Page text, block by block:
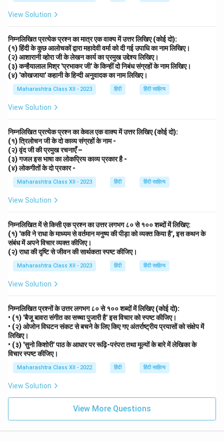
View Solution
निम्नलिखित प्रत्येक प्रश्न का मात्र एक वाक्य में उत्तर लिखिए (कोई दो):
(१) हिंदी के कुछ आलोचकों द्वारा महादेवी वर्मा को दी गई उपाधि का नाम लिखिए।
(२) आशारानी व्होरा जी के लेखन कार्य का प्रमुख उद्देश्य लिखिए।
(३) कन्हैयालाल मिश्र 'प्रभाकर जी' के किन्हीं दो निबंध संग्रहों के नाम लिखिए।
(४) 'कोखजाया' कहानी के हिन्दी अनुवादक का नाम लिखिए।
Maharashtra Class XII - 2023 हिंदी हिंदी साहित्य
View Solution
निम्नलिखित प्रत्येक प्रश्न का केवल एक वाक्य में उत्तर लिखिए (कोई दो):
(१) त्रिलोचन जी के दो काव्य संग्रहों के नाम -
(२) वृंद जी की प्रमुख रचनाएँ –
(३) गजल इस भाषा का लोकप्रिय काव्य प्रकार है -
(४) लोकगीतों के दो प्रकार -
Maharashtra Class XII - 2023 हिंदी हिंदी साहित्य
View Solution
निम्नलिखित में से किसी एक प्रश्न का उत्तर लगभग ८० से १०० शब्दों में लिखिए:
(१) 'कवि ने राधा के माध्यम से वर्तमान मनुष्य की पीड़ा को व्यक्त किया है', इस कथन के
संबंध में अपने विचार व्यक्त कीजिए।
(२) राधा की दृष्टि से जीवन की सार्थकता स्पष्ट कीजिए।
Maharashtra Class XII - 2023 हिंदी हिंदी साहित्य
View Solution
निम्नलिखित प्रश्नों के उत्तर लगभग ८० से १०० शब्दों में लिखिए (कोई दो):
• (१) 'बैजू बावरा संगीत का सच्चा पुजारी है' इस विचार को स्पष्ट कीजिए।
• (२) ओजोन विघटन संकट से बचने के लिए किए गए अंतर्राष्ट्रीय प्रयासों को संक्षेप में
लिखिए।
• (३) 'सुनो किशोरी' पाठ के आधार पर रूढ़ि-परंपरा तथा मूल्यों के बारे में लेखिका के
विचार स्पष्ट कीजिए।
Maharashtra Class XII - 2022 हिंदी हिंदी साहित्य
View Solution
View More Questions